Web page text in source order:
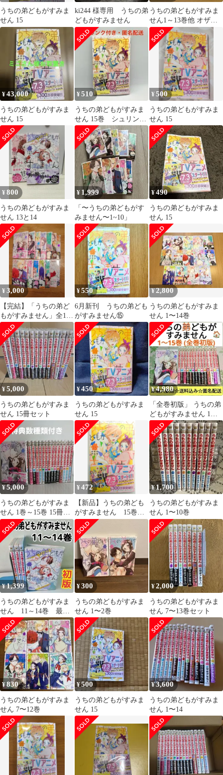
うちの弟どもがすみま
せん 15
ki244 様専用 うちの弟
どもがすみません
うちの弟どもがすみま
せん1～13巻他 オザキ
アキラ作
¥43,000
うちの弟どもがすみま
せん 15
¥510
うちの弟どもがすみま
せん 15巻 シュリンク
付き
¥500
うちの弟どもがすみま
せん 15
¥800
うちの弟どもがすみま
せん 13と14
¥ 1,999
「〜うちの弟どもがす
みません〜1~10」
¥490
うちの弟どもがすみま
せん 15
¥3,000
【完結】「うちの弟ど
もがすみません」全14
巻セット オザキアキラ
集英社
¥550
6月新刊 うちの弟ども
がすみません⑮
¥2,800
うちの弟どもがすみま
せん 1〜14巻
¥5,000
うちの弟どもがすみま
せん 15冊セット
¥450
うちの弟どもがすみま
せん 15
¥4,980
「全巻初版」 うちの弟
どもがすみません 1～
15巻 既刊 アニメ
化 漫画
¥5,000
うちの弟どもがすみま
せん 1巻～15巻 15冊セ
ット
¥472
【新品】うちの弟ども
がすみません 15巻
オザキアキラ
¥ 1,700
うちの弟どもがすみま
せん 1〜10巻
¥1,399
うちの弟どもがすみま
せん 11～14巻 最新
刊 初版 漫画 オザキ
アキラ
¥300
うちの弟どもがすみま
せん 1〜2巻
¥2,000
うちの弟どもがすみま
せん 7〜13巻セット
¥830
うちの弟どもがすみま
せん 7〜12巻
¥500
うちの弟どもがすみま
せん 15
¥3,600
うちの弟どもがすみま
せん 1〜14